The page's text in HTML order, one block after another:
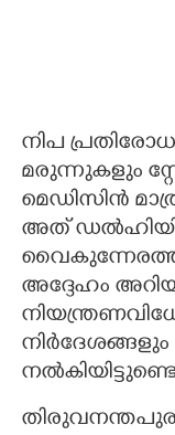
നിപ
മരുന്നുകളും
മെഡിസിൻ
അത്
അദ്ദേഹം
നിർദേശങ്ങളും